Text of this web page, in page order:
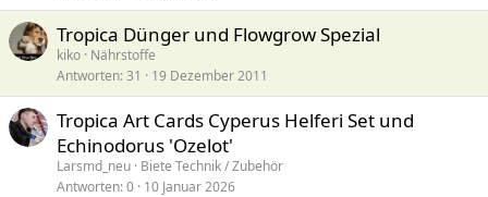
Tropica Dünger und Flowgrow Spezial
kiko Nährstoffe
Antworten 31 19 Dezember 2011
Tropica Art Cards Cyperus Helferi Set und
Echinodorus 'Ozelot'
Larsmd_neu Biete Technik / Zubehör
Antworten 0 10 Januar 2026